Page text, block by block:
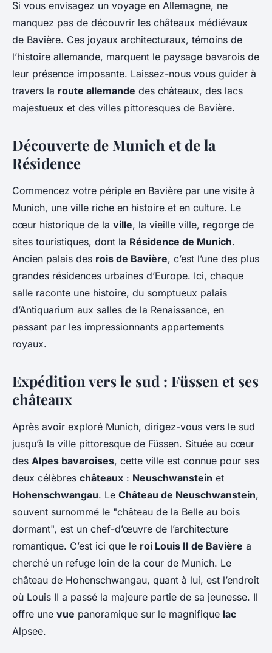
Comment explorer les
châteaux médiévaux de
Bavière, Allemagne ?
Pauline•12 février 2024•2 min de lecture
Si vous envisagez un voyage en Allemagne, ne
manquez pas de découvrir les châteaux médiévaux
de Bavière. Ces joyaux architecturaux, témoins de
l’histoire allemande, marquent le paysage bavarois de
leur présence imposante. Laissez-nous vous guider à
travers la route allemande des châteaux, des lacs
majestueux et des villes pittoresques de Bavière.
Découverte de Munich et de la
Résidence
Commencez votre périple en Bavière par une visite à
Munich, une ville riche en histoire et en culture. Le
cœur historique de la ville, la vieille ville, regorge de
sites touristiques, dont la Résidence de Munich.
Ancien palais des rois de Bavière, c’est l’une des plus
grandes résidences urbaines d’Europe. Ici, chaque
salle raconte une histoire, du somptueux palais
d’Antiquarium aux salles de la Renaissance, en
passant par les impressionnants appartements
royaux.
Expédition vers le sud : Füssen et ses
châteaux
Après avoir exploré Munich, dirigez-vous vers le sud
jusqu’à la ville pittoresque de Füssen. Située au cœur
des Alpes bavaroises, cette ville est connue pour ses
deux célèbres châteaux : Neuschwanstein et
Hohenschwangau. Le Château de Neuschwanstein,
souvent surnommé le "château de la Belle au bois
dormant", est un chef-d’œuvre de l’architecture
romantique. C’est ici que le roi Louis II de Bavière a
cherché un refuge loin de la cour de Munich. Le
château de Hohenschwangau, quant à lui, est l’endroit
où Louis II a passé la majeure partie de sa jeunesse. Il
offre une vue panoramique sur le magnifique lac
Alpsee.